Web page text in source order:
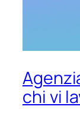
chi vi